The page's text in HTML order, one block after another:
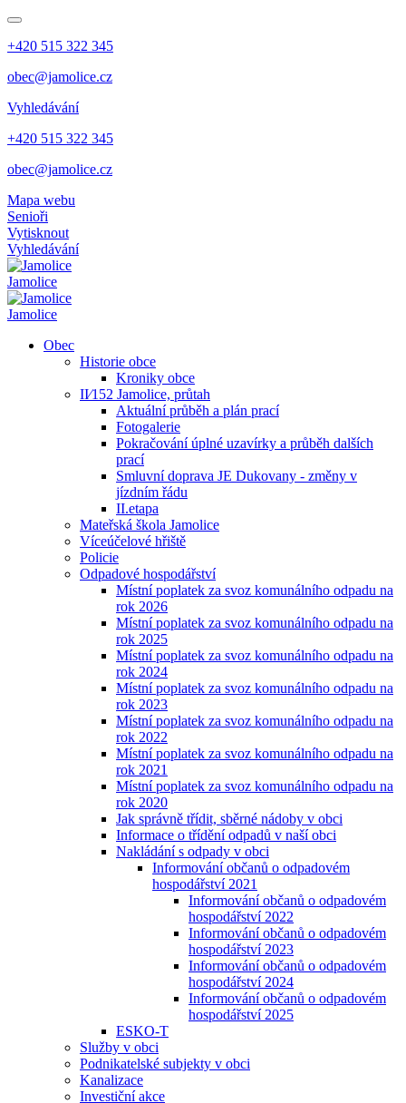
+420 515 322 345
obec@jamolice.cz
Vyhledávání
+420 515 322 345
obec@jamolice.cz
Mapa webu
Senioři
Vytisknout
Vyhledávání
Jamolice
Jamolice
Obec
Historie obce
Kroniky obce
II⁄152 Jamolice, průtah
Aktuální průběh a plán prací
Fotogalerie
Pokračování úplné uzavírky a průběh dalších
prací
Smluvní doprava JE Dukovany - změny v
jízdním řádu
II.etapa
Mateřská škola Jamolice
Víceúčelové hřiště
Policie
Odpadové hospodářství
Místní poplatek za svoz komunálního odpadu na
rok 2026
Místní poplatek za svoz komunálního odpadu na
rok 2025
Místní poplatek za svoz komunálního odpadu na
rok 2024
Místní poplatek za svoz komunálního odpadu na
rok 2023
Místní poplatek za svoz komunálního odpadu na
rok 2022
Místní poplatek za svoz komunálního odpadu na
rok 2021
Místní poplatek za svoz komunálního odpadu na
rok 2020
Jak správně třídit, sběrné nádoby v obci
Informace o třídění odpadů v naší obci
Nakládání s odpady v obci
Informování občanů o odpadovém
hospodářství 2021
Informování občanů o odpadovém
hospodářství 2022
Informování občanů o odpadovém
hospodářství 2023
Informování občanů o odpadovém
hospodářství 2024
Informování občanů o odpadovém
hospodářství 2025
ESKO-T
Služby v obci
Podnikatelské subjekty v obci
Kanalizace
Investiční akce